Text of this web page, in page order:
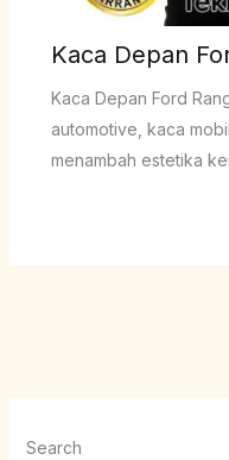
Kaca Depan
Kaca Depan Ford
automotive, kaca
menambah estetika
Search